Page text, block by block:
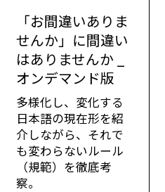
「お間違いありま
せんか」に間違い
はありませんか _
オンデマンド版
多様化し、変化する
日本語の現在形を紹
介しながら、それで
も変わらないルール
（規範）を徹底考
察。